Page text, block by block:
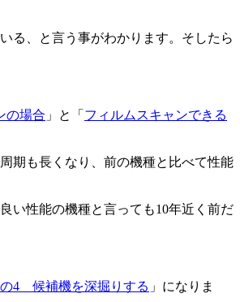
る、と言う事がわかります。そしたら
の場合 」と「 フィルムスキャンできる
期も長くなり、前の機種と比べて性能
い性能の機種と言っても10年近く前だ
4 候補機を深掘りする 」になりま